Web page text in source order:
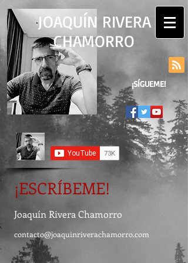
¡SÍGUEME!
JOAQUÍN RIVERA
CHAMORRO
¡ESCRÍBEME!
Joaquín Rivera Chamorro
contacto@joaquinriverachamorro.com